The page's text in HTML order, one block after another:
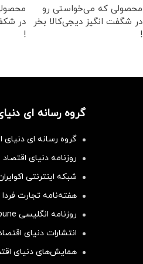
محصولی که می‌خواستی رو
در شگفت انگیز دیجی‌کالا بخر
!
در
!
گروه رسانه ای
گروه رسانه ای دنیای
روزنامه دنیای اقتصاد
شبکه اینترنتی
هفته‌نامه تجارت فردا
روزنامه انگلیسی Financial Tribune
انتشارات دنیای
همایش‌های دنیای